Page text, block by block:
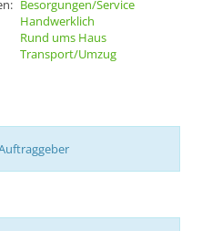
Besorgungen/Service
Handwerklich
Rund ums Haus
Transport/Umzug